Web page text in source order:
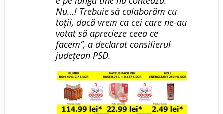
Nu…! Trebuie să colaborăm cu
toții, dacă vrem ca cei care ne-au
votat să aprecieze ceea ce
facem”, a declarat consilierul
județean PSD.